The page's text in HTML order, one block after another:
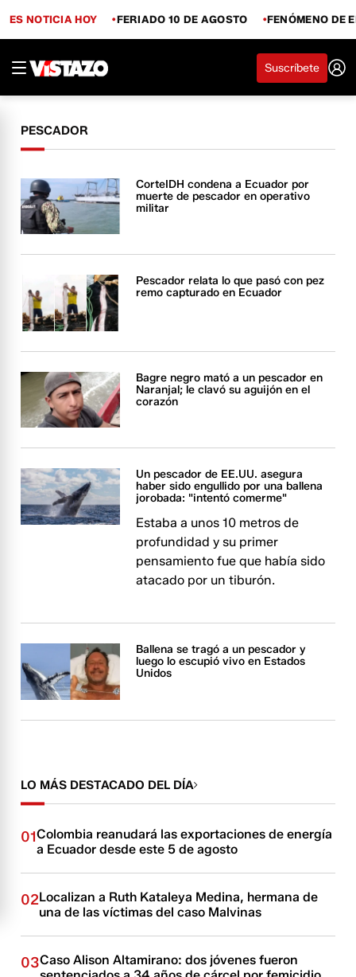
ES NOTICIA HOY FERIADO 10 DE AGOSTO FENÓMENO DE
Suscríbete
PESCADOR
CorteIDH condena a Ecuador por
muerte de pescador en operativo
militar
Pescador relata lo que pasó con pez
remo capturado en Ecuador
Bagre negro mató a un pescador en
Naranjal; le clavó su aguijón en el
corazón
Un pescador de EE.UU. asegura
haber sido engullido por una ballena
jorobada: "intentó comerme"
Estaba a unos 10 metros de
profundidad y su primer
pensamiento fue que había sido
atacado por un tiburón.
Ballena se tragó a un pescador y
luego lo escupió vivo en Estados
Unidos
LO MÁS DESTACADO DEL DÍA
01Colombia reanudará las exportaciones de energía
a Ecuador desde este 5 de agosto
02Localizan a Ruth Kataleya Medina, hermana de
una de las víctimas del caso Malvinas
03Caso Alison Altamirano: dos jóvenes fueron